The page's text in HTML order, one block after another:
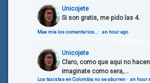
Unicojete
Si son gratis, me pido las 4.
Mae mia los comentarios… · an hour ago
Unicojete
Claro, como que aqui no
imaginate como sera,...
Los taxistas en Colombia no se aburren· an hour